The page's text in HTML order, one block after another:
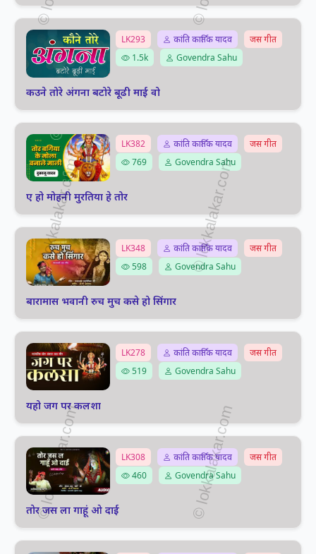
LK293 कांति कार्तिक यादव
जस गीत
1.5k
Govendra Sahu
कउने तोरे अंगना बटोरे बूढी माई वो
LK382 कांति कार्तिक यादव
जस गीत
769
Govendra Sahu
ए हो मोहनी मुरतिया हे तोर
LK348 कांति कार्तिक यादव
जस गीत
598
Govendra Sahu
बारामास भवानी रुच मुच कसे हो सिंगार
LK278 कांति कार्तिक यादव
जस गीत
519
Govendra Sahu
यहो जग पर कलशा
LK308 कांति कार्तिक यादव
जस गीत
460
Govendra Sahu
तोर जस ला गाहूं ओ दाई